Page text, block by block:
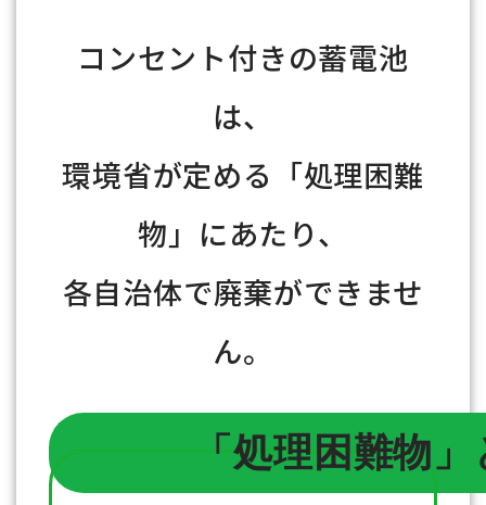
コンセント付きの蓄電池
は、
環境省が定める「処理困難
物」にあたり、
各自治体で廃棄ができませ
ん。
「処理困難物